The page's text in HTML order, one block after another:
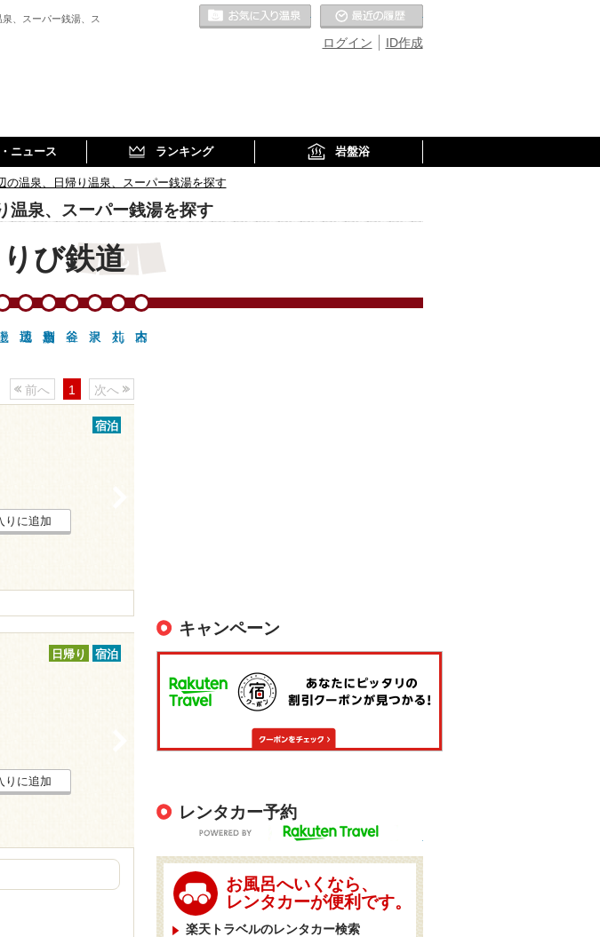
、スーパー銭湯、ス
ID作成
ログイン
お気に入りの温泉
ニュース ランキング 岩盤浴
の温泉、日帰り温泉、スーパー銭湯を探す
温泉、スーパー銭湯を探す
び鉄道
前へ 1 次へ
宿泊
りに追加
日帰り 宿泊
りに追加
キャンペーン
レンタカー予約
お風呂へいくなら、
レンタカーが便利です。
楽天トラベルのレンタカー検索